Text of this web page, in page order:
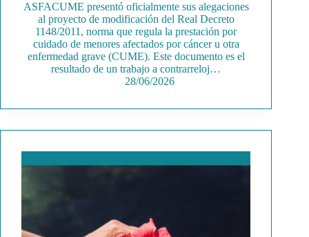
ASFACUME presentó oficialmente sus alegaciones
al proyecto de modificación del Real Decreto
1148/2011, norma que regula la prestación por
cuidado de menores afectados por cáncer u otra
enfermedad grave (CUME). Este documento es el
resultado de un trabajo a contrarreloj…
28/06/2026